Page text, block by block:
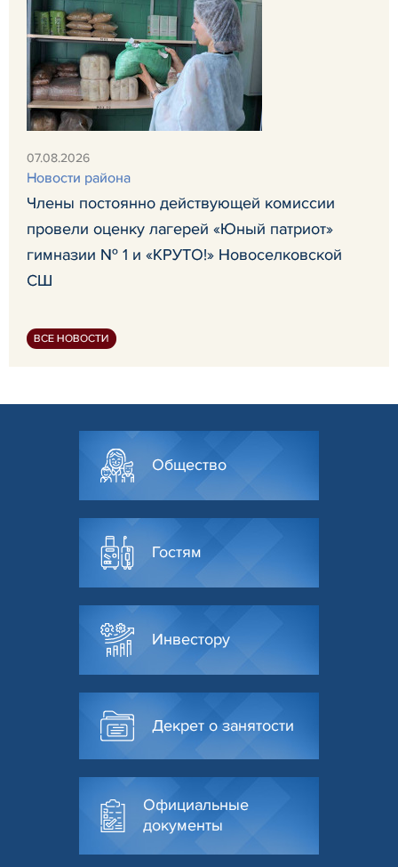
07.08.2026
Новости района
Члены постоянно действующей комиссии
провели оценку лагерей «Юный патриот»
гимназии № 1 и «КРУТО!» Новоселковской
СШ
ВСЕ НОВОСТИ
Общество
Гостям
Инвестору
Декрет о занятости
Официальные
документы